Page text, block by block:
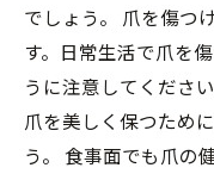
でしょう。 爪を傷つ
す。日常生活で爪を
うに注意してくださ
爪を美しく保つため
う。 食事面でも爪の